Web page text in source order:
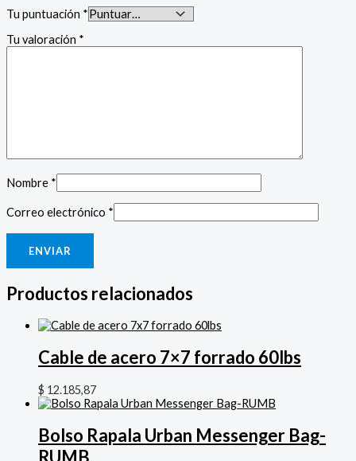
Tu puntuación *
Tu valoración *
Nombre *
Correo electrónico *
Productos relacionados
Cable de acero 7×7 forrado 60lbs
$ 12.185,87
Bolso Rapala Urban Messenger Bag-
RUMB